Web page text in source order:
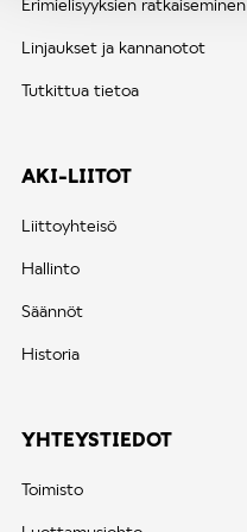
Erimielisyyksien ratkaiseminen
Linjaukset ja kannanotot
Tutkittua tietoa
AKI-LIITOT
Liittoyhteisö
Hallinto
Säännöt
Historia
YHTEYSTIEDOT
Toimisto